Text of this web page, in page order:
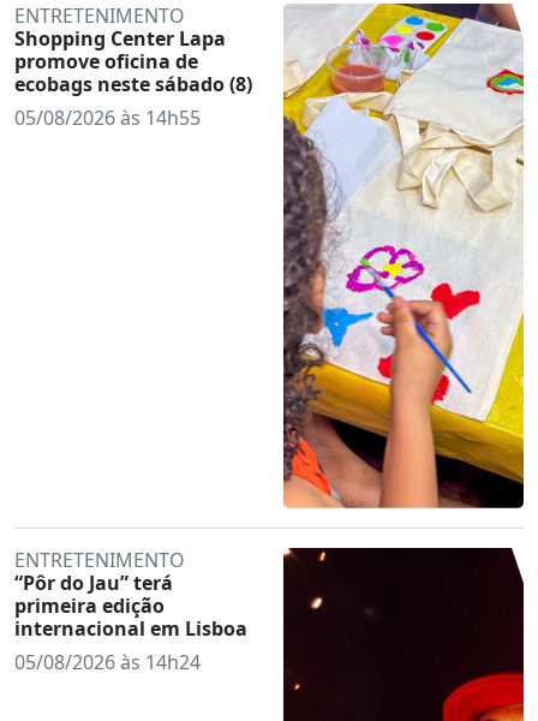
ENTRETENIMENTO
Shopping Center Lapa
promove oficina de
ecobags neste sábado (8)
05/08/2026 às 14h55
ENTRETENIMENTO
“Pôr do Jau” terá
primeira edição
internacional em Lisboa
05/08/2026 às 14h24